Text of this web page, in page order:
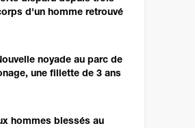
d'un homme retrouvé
noyade au parc de
une fillette de 3 ans
hommes blessés au